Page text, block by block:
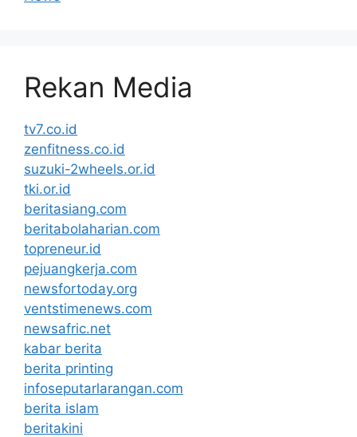
Rekan Media
tv7.co.id
zenfitness.co.id
suzuki-2wheels.or.id
tki.or.id
beritasiang.com
beritabolaharian.com
topreneur.id
pejuangkerja.com
newsfortoday.org
ventstimenews.com
newsafric.net
kabar berita
berita printing
infoseputarlarangan.com
berita islam
beritakini